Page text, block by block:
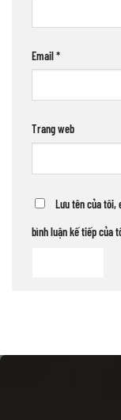
Email*
Trang web
Lưu tên của tôi,
bình luận kế tiếp của